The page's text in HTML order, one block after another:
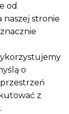
od
naszej stronie
o
przestrzeń
z